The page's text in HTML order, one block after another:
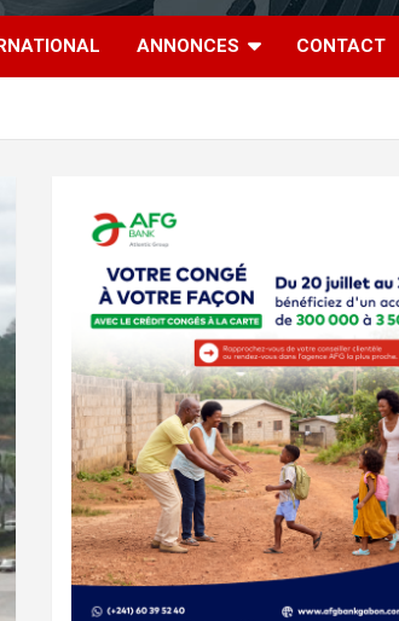
ANNONCES CONTACT